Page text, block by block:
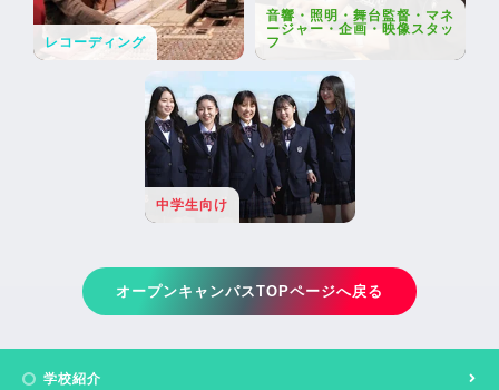
レコーディング
音響・照明・舞台監督・マネ
ージャー・企画・映像スタッ
フ
中学生向け
オープンキャンパスTOPページへ戻る
学校紹介